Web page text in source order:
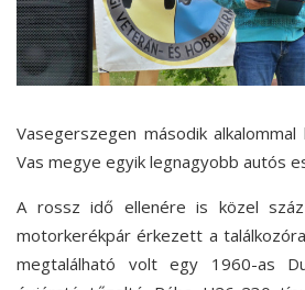
Vasegerszegen második
Vas megye egyik legnagyobb autós
A rossz idő ellenére is közel
motorkerékpár érkezett a
megtalálható volt egy 1960-as